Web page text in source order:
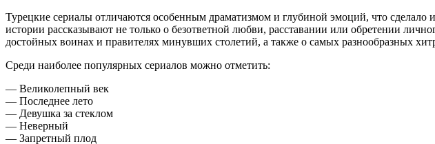
Турецкие сериалы отличаются особенным драматизмом и глубиной эмоций, что
истории рассказывают не только о безответной любви, расставании или обретении
достойных воинах и правителях минувших столетий, а также о самых разнообразных
Среди наиболее популярных сериалов можно отметить:
— Великолепный век
— Последнее лето
— Девушка за стеклом
— Неверный
— Запретный плод